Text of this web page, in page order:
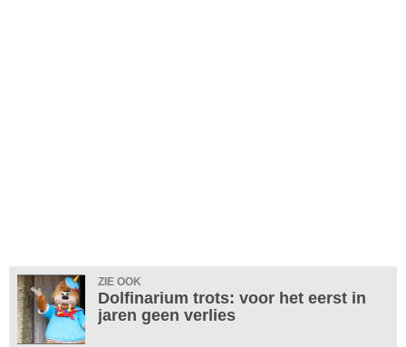
ZIE OOK
Dolfinarium trots: voor het eerst in
jaren geen verlies